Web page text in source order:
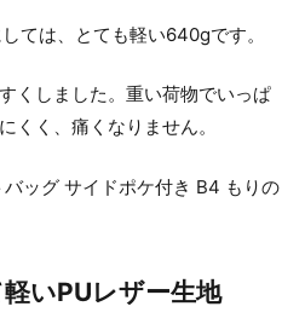
ては、とても軽い640gです。
くしました。重い荷物でいっぱ
くく、痛くなりません。
いPUレザー生地